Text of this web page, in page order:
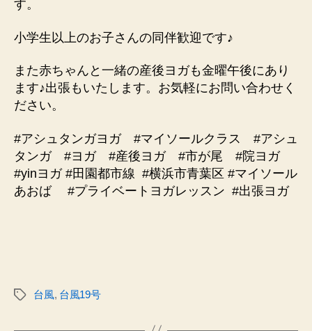
す。
小学生以上のお子さんの同伴歓迎です♪
また赤ちゃんと一緒の産後ヨガも金曜午後にあり
ます♪出張もいたします。お気軽にお問い合わせく
ださい。
#アシュタンガヨガ #マイソールクラス #アシュ
タンガ #ヨガ #産後ヨガ #市が尾 #院ヨガ
#yinヨガ #田園都市線 #横浜市青葉区 #マイソール
あおば #プライベートヨガレッスン #出張ヨガ
タ
台風, 台風19号